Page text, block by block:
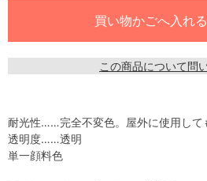
この商品について問
耐光性……完全不変色。屋外に使用して
透明度……透明
単一顔料色